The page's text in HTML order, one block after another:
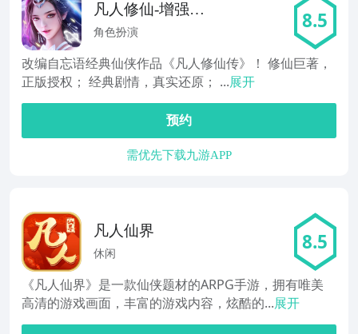
凡人修仙-增强现
实版手游版01
角色扮演 8.5
改编自忘语经典仙侠作品《凡人修仙传》！ 修仙巨著，
正版授权； 经典剧情，真实还原； ...展开
预约
需优先下载九游APP
凡人仙界
休闲 8.5
《凡人仙界》是一款仙侠题材的ARPG手游，拥有唯美
高清的游戏画面，丰富的游戏内容，炫酷的...展开